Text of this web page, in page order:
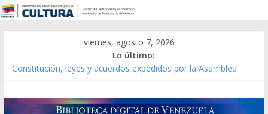
viernes, agosto 7, 2026
Lo último:
Constitución, leyes y acuerdos expedidos por la Asamblea
Modesta Bor Sánchez [material gráfico]